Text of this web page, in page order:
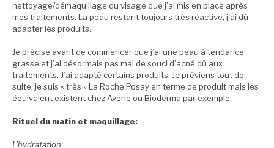
nettoyage/démaquillage du visage que j’ai mis en place après
mes traitements. La peau restant toujours très réactive, j’ai dû
adapter les produits.
Je précise avant de commencer que j’ai une peau à tendance
grasse et j’ai désormais pas mal de souci d’acné dû aux
traitements. J’ai adapté certains produits. Je préviens tout de
suite, je suis « très » La Roche Posay en terme de produit mais les
équivalent existent chez Avene ou Bioderma par exemple.
Rituel du matin et maquillage:
L’hydratation: